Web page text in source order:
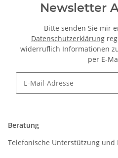
Newsletter
Bitte senden Sie mir
Datenschutzerklärung
widerruflich Informationen
per E-
Beratung
Telefonische Unterstützung und